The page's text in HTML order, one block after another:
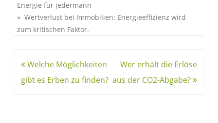
Energie für jedermann
» Wertverlust bei Immobilien: Energieeffizienz wird
zum kritischen Faktor.
Welche Möglichkeiten
gibt es Erben zu finden?
Wer erhält die Erlöse
aus der CO2-Abgabe?